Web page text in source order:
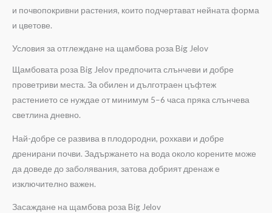
и почвопокривни растения, които подчертават нейната форма
и цветове.
Условия за отглеждане на щамбова роза Big Jelov
Щамбовата роза Big Jelov предпочита слънчеви и добре
проветриви места. За обилен и дълготраен цъфтеж
растението се нуждае от минимум 5–6 часа пряка слънчева
светлина дневно.
Най-добре се развива в плодородни, рохкави и добре
дренирани почви. Задържането на вода около корените може
да доведе до заболявания, затова добрият дренаж е
изключително важен.
Засаждане на щамбова роза Big Jelov